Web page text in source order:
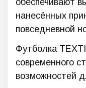
обеспечивают
нанесённых
повседневной
Футболка
современного
возможностей